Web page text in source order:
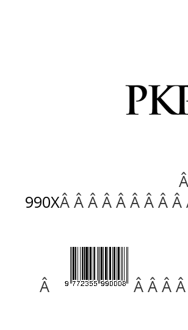
990XÂ Â Â Â Â Â Â Â
Â
Â Â Â